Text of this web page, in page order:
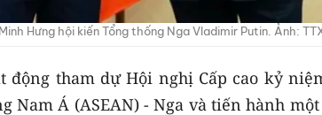
Hưng hội kiến Tổng thống Nga Vladimir Putin. Ảnh:
động tham dự Hội nghị Cấp cao kỷ
Nam Á (ASEAN) - Nga và tiến hành